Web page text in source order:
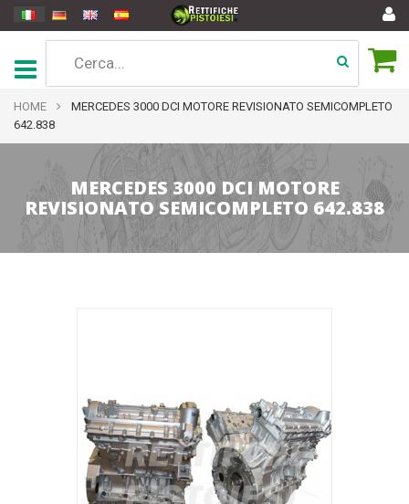
HOME
MERCEDES 3000 DCI MOTORE REVISIONATO SEMICOMPLETO
642.838
MERCEDES 3000 DCI MOTORE
REVISIONATO SEMICOMPLETO 642.838